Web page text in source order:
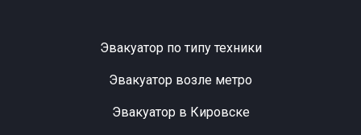
Эвакуатор по типу техники
Эвакуатор возле метро
Эвакуатор в Кировске